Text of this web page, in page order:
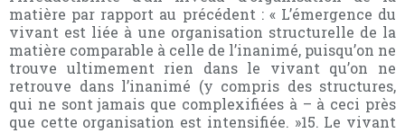
matière par rapport au précédent : « L’émergence du
vivant est liée à une organisation structurelle de la
matière comparable à celle de l’inanimé, puisqu’on ne
trouve ultimement rien dans le vivant qu’on ne
retrouve dans l’inanimé (y compris des structures,
qui ne sont jamais que complexifiées à – à ceci près
que cette organisation est intensifiée. »15. Le vivant